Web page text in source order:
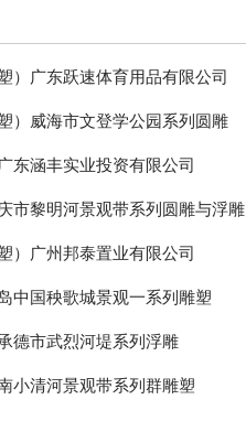
）广东跃速体育用品有限公司
）威海市文登学公园系列圆雕
东涵丰实业投资有限公司
市黎明河景观带系列圆雕与浮雕
）广州邦泰置业有限公司
中国秧歌城景观一系列雕塑
德市武烈河堤系列浮雕
小清河景观带系列群雕塑